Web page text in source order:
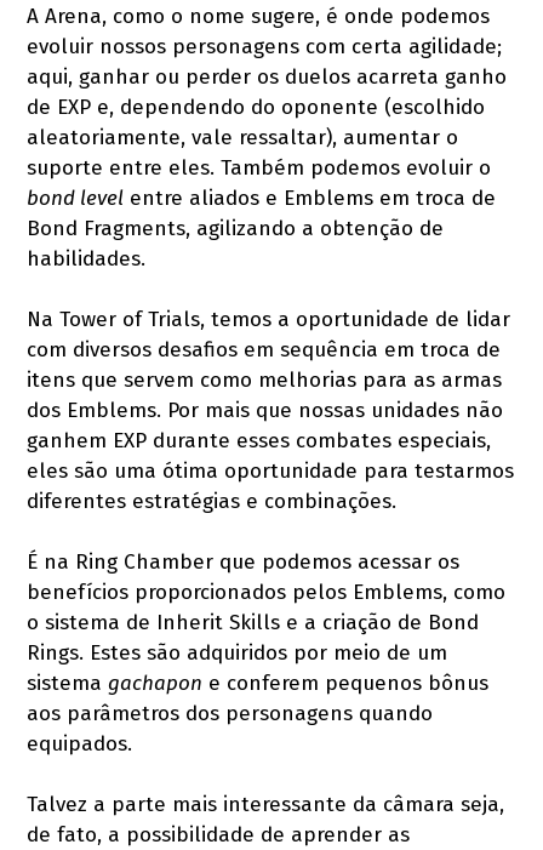
A Arena, como o nome sugere, é onde podemos
evoluir nossos personagens com certa agilidade;
aqui, ganhar ou perder os duelos acarreta ganho
de EXP e, dependendo do oponente (escolhido
aleatoriamente, vale ressaltar), aumentar o
suporte entre eles. Também podemos evoluir o
bond level entre aliados e Emblems em troca de
Bond Fragments, agilizando a obtenção de
habilidades.
Na Tower of Trials, temos a oportunidade de lidar
com diversos desafios em sequência em troca de
itens que servem como melhorias para as armas
dos Emblems. Por mais que nossas unidades não
ganhem EXP durante esses combates especiais,
eles são uma ótima oportunidade para testarmos
diferentes estratégias e combinações.
É na Ring Chamber que podemos acessar os
benefícios proporcionados pelos Emblems, como
o sistema de Inherit Skills e a criação de Bond
Rings. Estes são adquiridos por meio de um
sistemagachapon e conferem pequenos bônus
aos parâmetros dos personagens quando
equipados.
Talvez a parte mais interessante da câmara seja,
de fato, a possibilidade de aprender as